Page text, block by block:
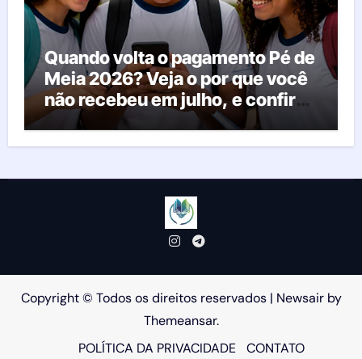
Quando volta o pagamento Pé de
Meia 2026? Veja o por que você
não recebeu em julho, e confira
o calendário oficial
Copyright © Todos os direitos reservados | Newsairby
Themeansar.
POLÍTICA DA PRIVACIDADE
CONTATO